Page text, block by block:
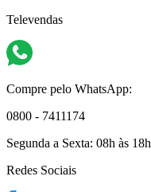
Televendas
Compre pelo WhatsApp:
0800 - 7411174
Segunda a Sexta: 08h às 18h
Redes Sociais